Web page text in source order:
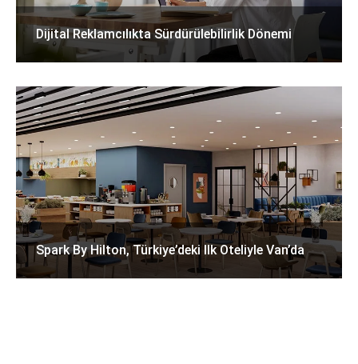
Dijital Reklamcılıkta Sürdürülebilirlik Dönemi
Spark By Hilton, Türkiye’deki Ilk Oteliyle Van’da